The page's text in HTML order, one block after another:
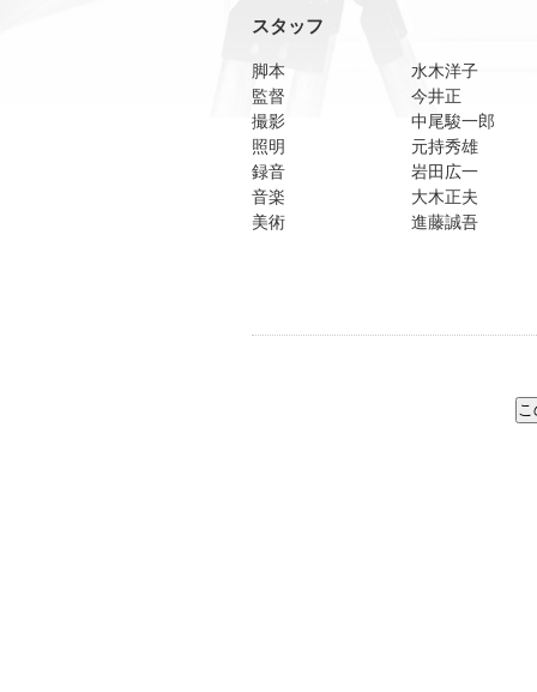
スタッフ
脚本
水木洋子
監督
今井正
撮影
中尾駿一郎
照明
元持秀雄
録音
岩田広一
音楽
大木正夫
美術
進藤誠吾